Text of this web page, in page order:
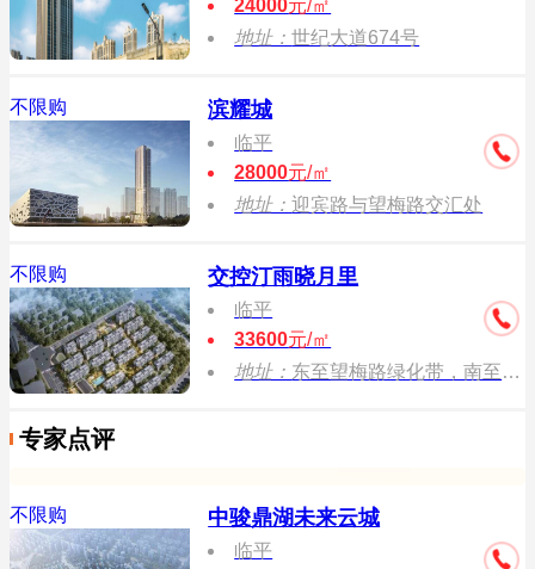
24000元/㎡
地址：世纪大道674号
不限购 滨耀城
临平
28000元/㎡
地址：迎宾路与望梅路交汇处
不限购 交控汀雨晓月里
临平
33600元/㎡
地址： 东至望梅路绿化带，南至星河南路绿化带，西至汀雨路，北至永乐街
专家点评
不限购 中骏鼎湖未来云城
临平